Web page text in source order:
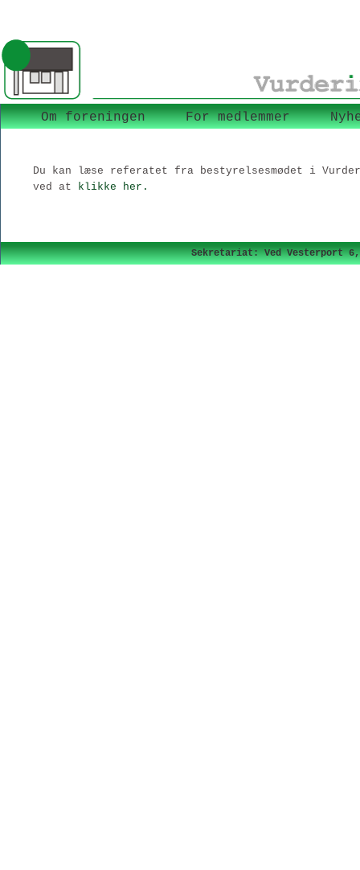
Om foreningen For medlemmer
Du kan læse referatet fra bestyrelsesmødet i
ved at
klikke her.
Sekretariat: Ved Vesterport 6,